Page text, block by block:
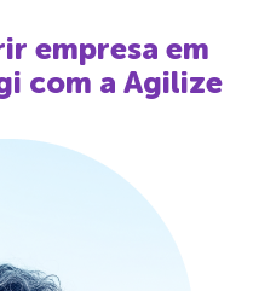
empresa em
com a Agilize